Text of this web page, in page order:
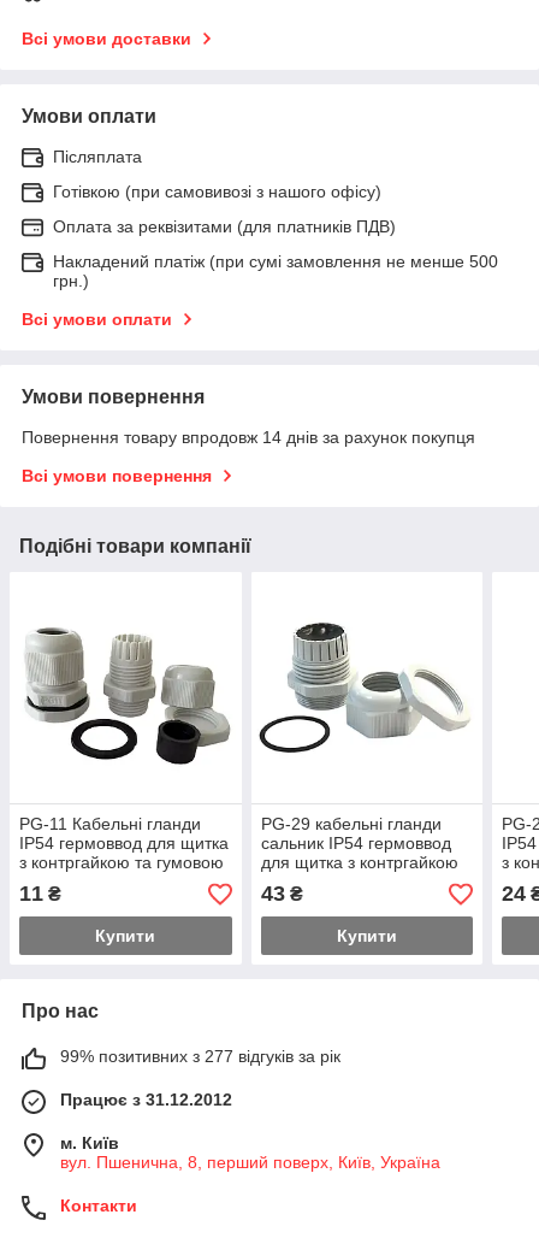
Всі умови доставки
Умови оплати
Післяплата
Готівкою (при самовивозі з нашого офісу)
Оплата за реквізитами (для платників ПДВ)
Накладений платіж (при сумі замовлення не менше 500
грн.)
Всі умови оплати
Умови повернення
Повернення товару впродовж 14 днів за рахунок покупця
Всі умови повернення
Подібні товари компанії
PG-11 Кабельні гланди
IP54 гермоввод для щитка
з контргайкою та гумовою
11 ₴
Купити
PG-29 кабельні гланди
сальник IP54 гермоввод
для щитка з контргайкою
43₴
Купити
PG-
з
24
Про нас
99% позитивних з 277 відгуків за рік
Працює з 31.12.2012
м. Київ
вул. Пшенична, 8, перший поверх, Київ, Україна
Контакти